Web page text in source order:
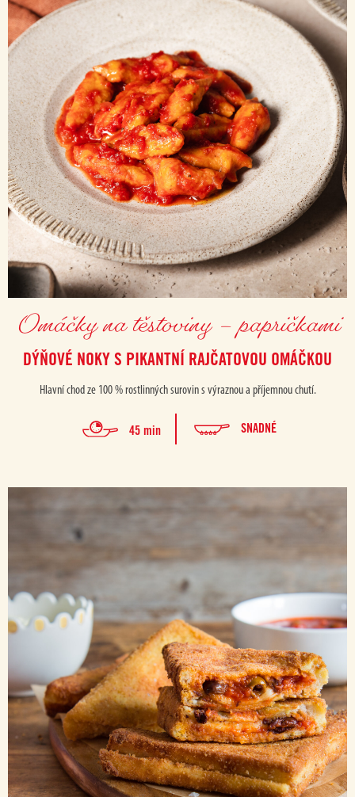
Omáčky na těstoviny – papričkami
DÝŇOVÉ NOKY S PIKANTNÍ RAJČATOVOU OMÁČKOU
Hlavní chod ze 100 % rostlinných surovin s výraznou a příjemnou chutí.
45 min SNADNÉ